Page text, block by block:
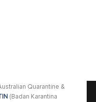
Quarantine &
(Badan Karantina